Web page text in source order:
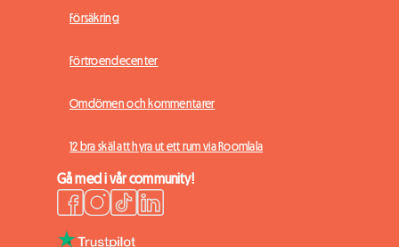
Försäkring
Förtroendecenter
Omdömen och kommentarer
12 bra skäl att hyra ut ett rum via Roomlala
Gå med i vår community!